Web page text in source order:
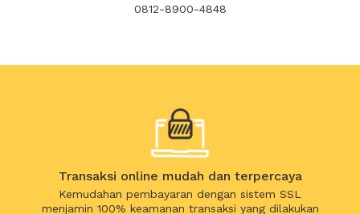
0812-8900-4848
Transaksi online mudah dan terpercaya
Kemudahan pembayaran dengan sistem SSL
menjamin 100% keamanan transaksi yang dilakukan